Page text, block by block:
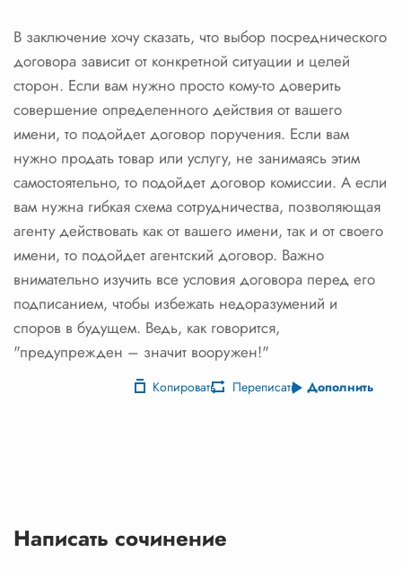
В заключение хочу сказать, что выбор посреднического
договора зависит от конкретной ситуации и целей
сторон. Если вам нужно просто кому-то доверить
совершение определенного действия от вашего
имени, то подойдет договор поручения. Если вам
нужно продать товар или услугу, не занимаясь этим
самостоятельно, то подойдет договор комиссии. А если
вам нужна гибкая схема сотрудничества, позволяющая
агенту действовать как от вашего имени, так и от своего
имени, то подойдет агентский договор. Важно
внимательно изучить все условия договора перед его
подписанием, чтобы избежать недоразумений и
споров в будущем. Ведь, как говорится,
"предупрежден – значит вооружен!"
Копировать Переписать Дополнить
Написать сочинение